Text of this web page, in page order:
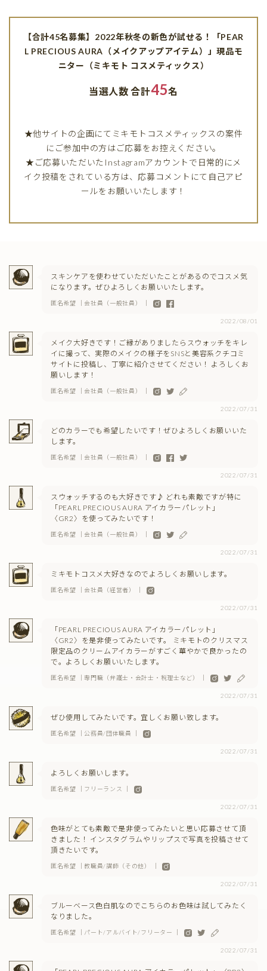
【合計45名募集】2022年秋冬の新色が試せる！「PEAR
L PRECIOUS AURA（メイクアップアイテム）」現品モ
ニター（ミキモト コスメティックス）
当選人数 合計45名
★他サイトの企画にてミキモトコスメティックスの案件
にご参加中の方はご応募をお控えください。
★ご応募いただいたInstagramアカウントで日常的にメ
イク投稿をされている方は、応募コメントにて自己アピ
ールをお願いいたします！
スキンケアを使わせていただいたことがあるのでコスメ気
になります。ぜひよろしくお願いいたします。
匿名希望 ｜会社員（一般社員） ｜
2022/08/01
メイク大好きです！ご縁がありましたらスウォッチをキレ
イに撮って、実際のメイクの様子をSNSと美容系クチコミ
サイトに投稿し、丁寧に紹介させてください！ よろしくお
願いします！
匿名希望 ｜会社員（一般社員） ｜
2022/07/31
どのカラーでも希望したいです！ぜひよろしくお願いいた
します。
匿名希望 ｜会社員（一般社員） ｜
2022/07/31
スウォッチするのも大好きです♪ どれも素敵ですが特に
「PEARL PRECIOUS AURA アイカラーパレット」
〈GR2〉を使ってみたいです！
匿名希望 ｜会社員（一般社員） ｜
2022/07/31
ミキモトコスメ大好きなのでよろしくお願いします。
匿名希望 ｜会社員（経営者） ｜
2022/07/31
「PEARL PRECIOUS AURA アイカラーパレット」
〈GR2〉を是非使ってみたいです。 ミキモトのクリスマス
限定品のクリームアイカラーがすごく華やかで良かったの
で。よろしくお願いいたします。
匿名希望 ｜専門職（弁護士・会計士・税理士など） ｜
2022/07/31
ぜひ使用してみたいです。宜しくお願い致します。
匿名希望 ｜公務員/団体職員 ｜
2022/07/31
よろしくお願いします。
匿名希望 ｜フリーランス ｜
2022/07/31
色味がとても素敵で是非使ってみたいと思い応募させて頂
きました！ インスタグラムやリップスで写真を投稿させて
頂きたいです。
匿名希望 ｜教職員/講師（その他） ｜
2022/07/31
ブルーベース色白肌なのでこちらのお色味は試してみたく
なりました。
匿名希望 ｜パート/アルバイト/フリーター ｜
2022/07/31